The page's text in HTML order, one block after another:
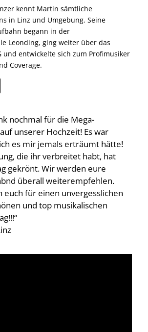
kennt Martin sämtliche
in Linz und Umgebung. Seine
begann in der
Leonding, ging weiter über das
und entwickelte sich zum Profimusiker
Coverage.
nochmal für die Mega-
unserer Hochzeit! Es war
es mir jemals erträumt hätte!
die ihr verbreitet habt, hat
gekrönt. Wir werden eure
überall weiterempfehlen.
euch für einen unvergesslichen
und top musikalischen